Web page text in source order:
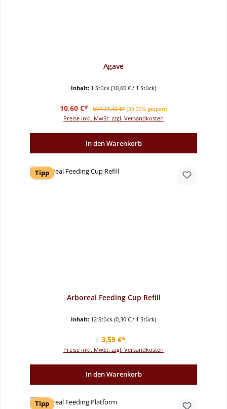
Agave
Inhalt: 1 Stück (10,60 € / 1 Stück)
Verkaufspreis:
10,60 €* Regulärer Preis:
UVP 17,49 €* (39.39% gespart)
Preise inkl. MwSt. zzgl. Versandkosten
In den Warenkorb
Tipp
Arboreal Feeding Cup Refill
Inhalt: 12 Stück (0,30 € / 1 Stück)
Regulärer Preis:
3,59 €*
Preise inkl. MwSt. zzgl. Versandkosten
In den Warenkorb
Tipp